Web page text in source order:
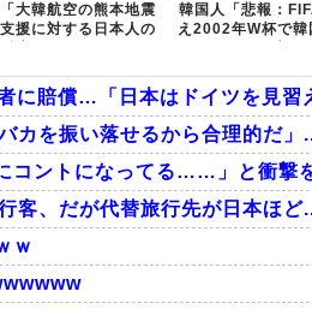
大韓航空の熊本地震
援に対する日本人の
韓国人「悲報：
え2002年W杯で
に賠償…「日本はドイツを見習
カを振い落せるから合理的だ」
コントになってる……」と衝撃
客、だが代替旅行先が日本ほど
ｗ